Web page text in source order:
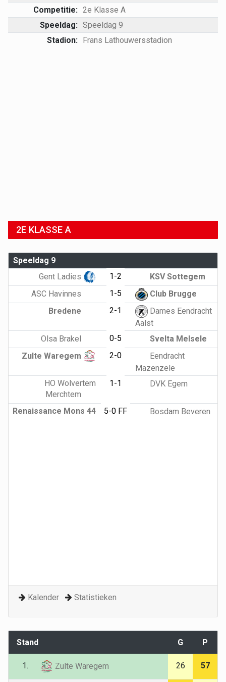
Competitie: 2e Klasse A
Speeldag: Speeldag 9
Stadion: Frans Lathouwersstadion
2E KLASSE A
Speeldag 9
Gent Ladies
1-2
KSV Sottegem
ASC Havinnes
1-5
Club Brugge
Bredene
2-1
Dames Eendracht
Aalst
Olsa Brakel
0-5
Svelta Melsele
Zulte Waregem
2-0
Eendracht
Mazenzele
HO Wolvertem
Merchtem
1-1 DVK Egem
Renaissance Mons 44 5-0 FF Bosdam Beveren
Kalender Statistieken
Stand G P
1. Zulte Waregem 26 57